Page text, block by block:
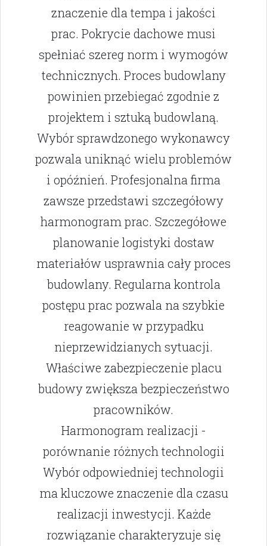
znaczenie dla tempa i jakości
prac. Pokrycie dachowe musi
spełniać szereg norm i wymogów
technicznych. Proces budowlany
powinien przebiegać zgodnie z
projektem i sztuką budowlaną.
Wybór sprawdzonego wykonawcy
pozwala uniknąć wielu problemów
i opóźnień. Profesjonalna firma
zawsze przedstawi szczegółowy
harmonogram prac. Szczegółowe
planowanie logistyki dostaw
materiałów usprawnia cały proces
budowlany. Regularna kontrola
postępu prac pozwala na szybkie
reagowanie w przypadku
nieprzewidzianych sytuacji.
Właściwe zabezpieczenie placu
budowy zwiększa bezpieczeństwo
pracowników.
Harmonogram realizacji -
porównanie różnych technologii
Wybór odpowiedniej technologii
ma kluczowe znaczenie dla czasu
realizacji inwestycji. Każde
rozwiązanie charakteryzuje się